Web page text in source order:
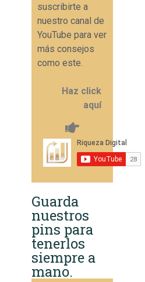
suscribirte a
nuestro canal de
YouTube para ver
más consejos
como este.
Haz click
aquí
Guarda
nuestros
pins para
tenerlos
siempre a
mano.